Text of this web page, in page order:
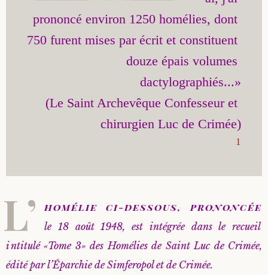
Saint Sophrony l’Athonite
Sainte Matrone de Moscou
Staritsa Marie Makovkine
Archimandrite Lazare (Abachidzé)
Geronda Arsenios le Spiléote
Gerondissa Makrina (Vassopoulou)
Archimandrite Nathanaël (Pospelov)
prononcé environ 1250 homélies, dont
750 furent mises par écrit et constituent
douze épais volumes
dactylographiés...»
(Le Saint Archevêque Confesseur et
chirurgien Luc de Crimée)
1
L’ homélie ci-dessous, prononcée
le 18 août 1948, est intégrée dans le recueil
intitulé «Tome 3» des Homélies de Saint Luc de Crimée,
édité par l’Éparchie de Simferopol et de Crimée.